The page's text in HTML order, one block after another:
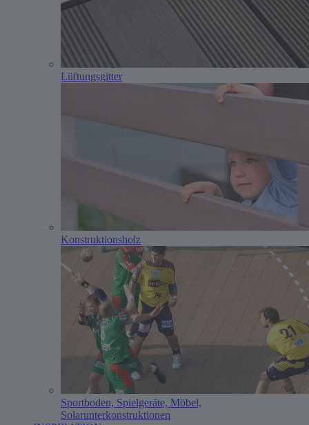
Lüftungsgitter
Konstruktionsholz
Sportboden, Spielgeräte, Möbel,
Solarunterkonstruktionen